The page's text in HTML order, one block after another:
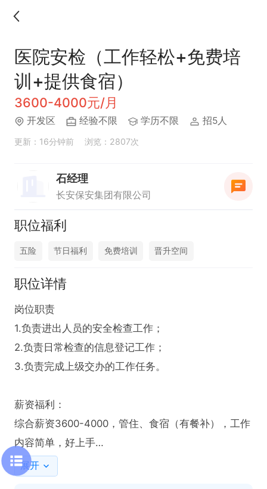
医院安检（工作轻松+免费培
训+提供食宿）
3600-4000元/月
开发区 经验不限 学历不限 招5人
更新：16分钟前 浏览：2807次
石经理
长安保安集团有限公司
职位福利
五险 节日福利 免费培训 晋升空间
职位详情
岗位职责
1.负责进出人员的安全检查工作；
2.负责日常检查的信息登记工作；
3.负责完成上级交办的工作任务。
薪资福利：
综合薪资3600-4000，管住、食宿（有餐补），工作
内容简单，好上手
展开